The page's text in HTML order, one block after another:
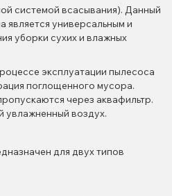
системой всасывания). Данный
является универсальным и
уборки сухих и влажных
эксплуатации пылесоса
поглощенного мусора.
через аквафильтр.
увлажненный воздух.
для двух типов